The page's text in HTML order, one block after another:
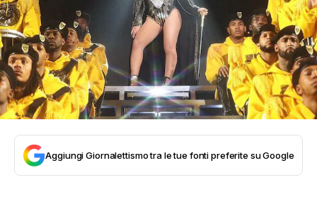
Aggiungi Giornalettismo tra le tue fonti preferite su Google